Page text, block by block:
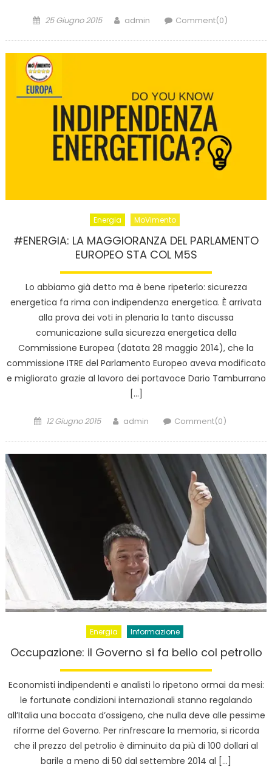
Posted
25 Giugno 2015 Author
admin Comment(0)
Energia MoVimento
#ENERGIA: LA MAGGIORANZA DEL PARLAMENTO
EUROPEO STA COL M5S
Lo abbiamo già detto ma è bene ripeterlo: sicurezza
energetica fa rima con indipendenza energetica. È arrivata
alla prova dei voti in plenaria la tanto discussa
comunicazione sulla sicurezza energetica della
Commissione Europea (datata 28 maggio 2014), che la
commissione ITRE del Parlamento Europeo aveva modificato
e migliorato grazie al lavoro dei portavoce Dario Tamburrano
[…]
Posted
12 Giugno 2015 Author
admin Comment(0)
Energia Informazione
Occupazione: il Governo si fa bello col petrolio
Economisti indipendenti e analisti lo ripetono ormai da mesi:
le fortunate condizioni internazionali stanno regalando
all’Italia una boccata d’ossigeno, che nulla deve alle pessime
riforme del Governo. Per rinfrescare la memoria, si ricorda
che il prezzo del petrolio è diminuito da più di 100 dollari al
barile a meno di 50 dal settembre 2014 al […]